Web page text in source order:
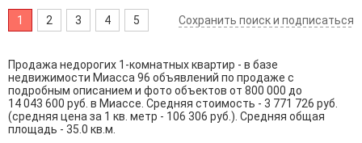
1 2 3 4 5 Сохранить поиск и подписаться
Продажа недорогих 1-комнатных квартир - в базе
недвижимости Миасса 96 объявлений по продаже с
подробным описанием и фото объектов от 800 000 до
14 043 600 руб. в Миассе. Средняя стоимость - 3 771 726 руб.
(средняя цена за 1 кв. метр - 106 306 руб.). Средняя общая
площадь - 35.0 кв.м.